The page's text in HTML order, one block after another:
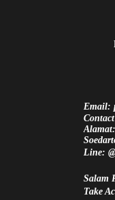
Email:
Line:
Salam
Take